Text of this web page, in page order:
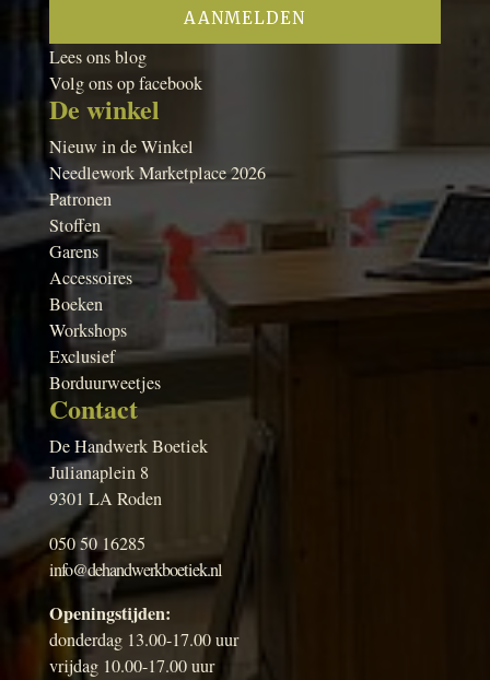
Lees ons blog
Volg ons op facebook
De winkel
Nieuw in de Winkel
Needlework Marketplace 2026
Patronen
Stoffen
Garens
Accessoires
Boeken
Workshops
Exclusief
Borduurweetjes
Contact
De Handwerk Boetiek
Julianaplein 8
9301 LA Roden
050 50 16285
info@dehandwerkboetiek.nl
Openingstijden:
donderdag 13.00-17.00 uur
vrijdag 10.00-17.00 uur